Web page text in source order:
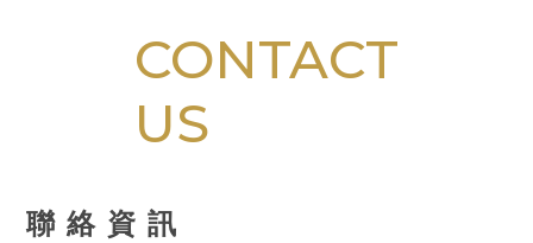
聯絡資訊